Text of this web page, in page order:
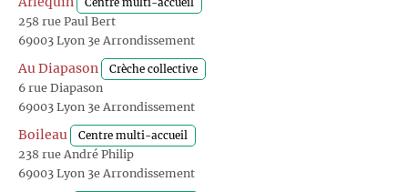
Centre multi-accueil
258 rue Paul Bert
69003 Lyon 3e Arrondissement
Au Diapason Crèche collective
6 rue Diapason
69003 Lyon 3e Arrondissement
Boileau Centre multi-accueil
238 rue André Philip
69003 Lyon 3e Arrondissement